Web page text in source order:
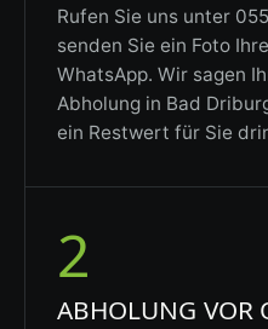
Rufen Sie uns unter
senden Sie ein Foto
WhatsApp. Wir sagen
Abholung in Bad
ein Restwert für Sie
2
ABHOLUNG VOR